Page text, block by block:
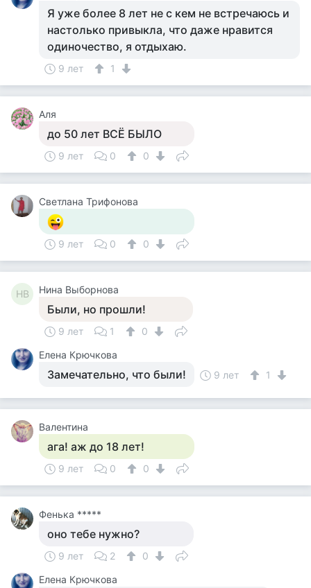
Я уже более 8 лет не с кем не встречаюсь и
настолько привыкла, что даже нравится
одиночество, я отдыхаю.
9 лет 1
Аля
до 50 лет ВСЁ БЫЛО
9 лет 0 0
Светлана Трифонова
9 лет 0 0
НВ Нина Выборнова
Были, но прошли!
9 лет 1
0
Елена Крючкова
Замечательно, что были! 9 лет 1
Валентина
ага! аж до 18 лет!
9 лет 0 0
Фенька *****
оно тебе нужно?
9 лет 2
0
Елена Крючкова